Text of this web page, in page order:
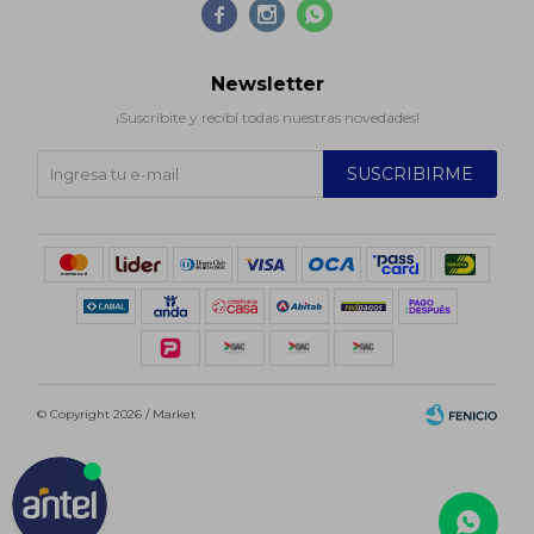
  
Newsletter
¡Suscribite y recibí todas nuestras novedades!
SUSCRIBIRME
© Copyright 2026 / Market